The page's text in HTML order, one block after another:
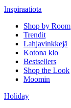
Inspiraatiota
Shop by Room
Trendit
Lahjavinkkejä
Kotona klo
Bestsellers
Shop the Look
Moomin
Holiday